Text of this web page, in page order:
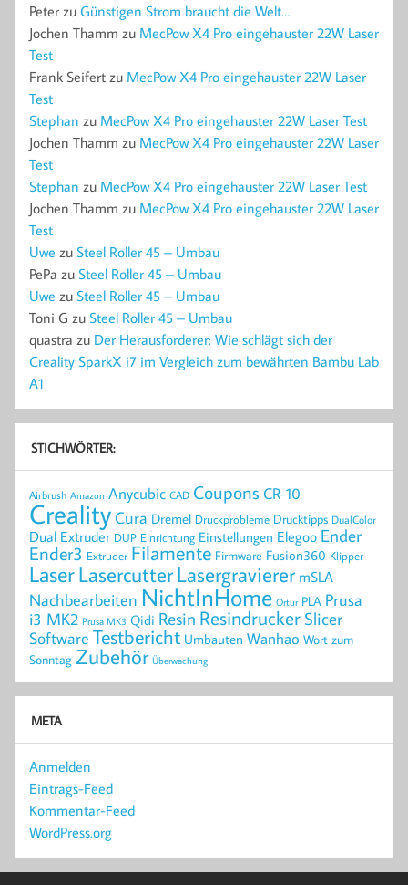
Peter zu Günstigen Strom braucht die Welt…
Jochen Thamm zu MecPow X4 Pro eingehauster 22W Laser
Test
Frank Seifert zu MecPow X4 Pro eingehauster 22W Laser
Test
Stephan zu MecPow X4 Pro eingehauster 22W Laser Test
Jochen Thamm zu MecPow X4 Pro eingehauster 22W Laser
Test
Stephan zu MecPow X4 Pro eingehauster 22W Laser Test
Jochen Thamm zu MecPow X4 Pro eingehauster 22W Laser
Test
Uwe zu Steel Roller 45 – Umbau
PePa zu Steel Roller 45 – Umbau
Uwe zu Steel Roller 45 – Umbau
Toni G zu Steel Roller 45 – Umbau
quastra zu Der Herausforderer: Wie schlägt sich der
Creality SparkX i7 im Vergleich zum bewährten Bambu Lab
A1
STICHWÖRTER:
Airbrush Amazon Anycubic CAD Coupons CR-10
Creality Cura Dremel Druckprobleme Drucktipps DualColor
Dual Extruder DUP Einrichtung Einstellungen Elegoo Ender
Ender3 Extruder Filamente Firmware Fusion360 Klipper
LaserLasercutterLasergravierer mSLA
Nachbearbeiten NichtInHome Ortur PLA Prusa
i3 MK2 Prusa MK3 Qidi Resin Resindrucker Slicer
Software Testbericht Umbauten Wanhao Wort zum
Sonntag Zubehör Überwachung
META
Anmelden
Eintrags-Feed
Kommentar-Feed
WordPress.org